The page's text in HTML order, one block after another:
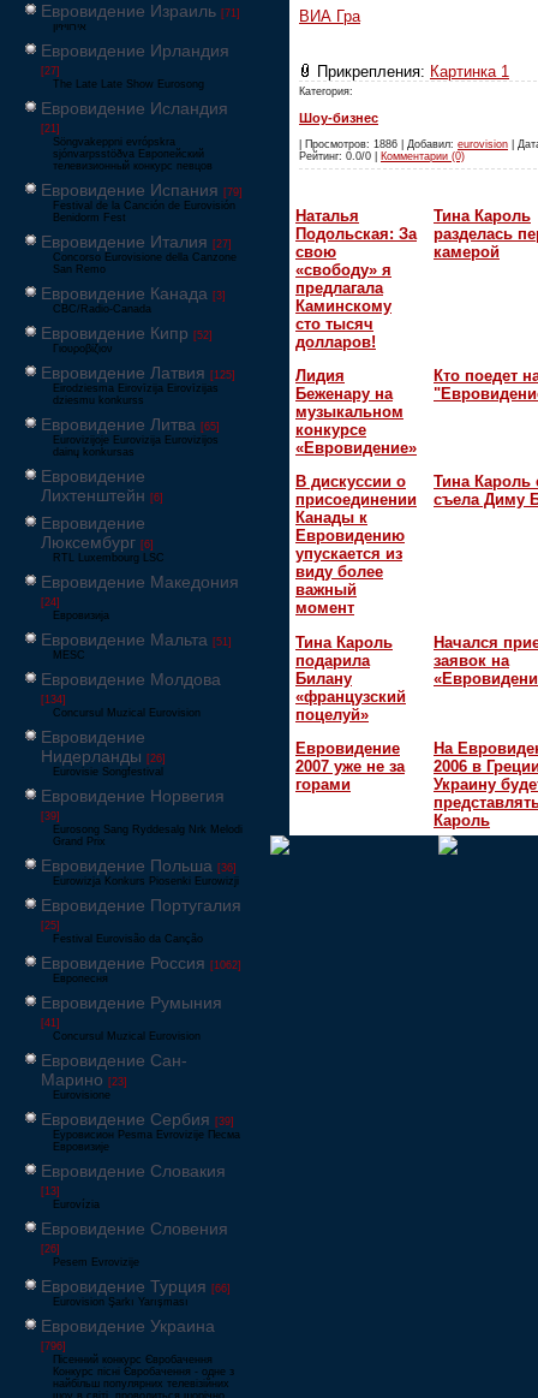
Евровидение Израиль [71]
‏אירוויזיון
Евровидение Ирландия
[27]
The Late Late Show Eurosong
Евровидение Исландия
[21]
Söngvakeppni evrópskra
sjónvarpsstöðva Европейский
телевизионный конкурс певцов
Евровидение Испания [79]
Festival de la Canción de Eurovisión
Benidorm Fest
Евровидение Италия [27]
Concorso Eurovisione della Canzone
San Remo
Евровидение Канада [3]
CBC/Radio-Canada
Евровидение Кипр [52]
Γιουροβίζιον
Евровидение Латвия [125]
Eirodziesma Eirovīzija Eirovīzijas
dziesmu konkurss
Евровидение Литва [65]
Eurovizijoje Eurovizija Eurovizijos
dainų konkursas
Евровидение
Лихтенштейн [6]
Евровидение
Люксембург [6]
RTL Luxembourg LSC
Евровидение Македония
[24]
Евровизија
Евровидение Мальта [51]
MESC
Евровидение Молдова
[134]
Concursul Muzical Eurovision
Евровидение
Нидерланды [26]
Eurovisie Songfestival
Евровидение Норвегия
[39]
Eurosong Sang Ryddesalg Nrk Melodi
Grand Prix
Евровидение Польша [36]
Eurowizja Konkurs Piosenki Eurowizji
Евровидение Португалия
[25]
Festival Eurovisão da Canção
Евровидение Россия [1062]
Европесня
Евровидение Румыния
[41]
Concursul Muzical Eurovision
Евровидение Сан-
Марино [23]
Eurovisione
Евровидение Сербия [39]
Еуровисион Pesma Evrovizije Песма
Евровизије
Евровидение Словакия
[13]
Eurovízia
Евровидение Словения
[26]
Pesem Evrovizije
Евровидение Турция [66]
Eurovision Şarkı Yarışması
Евровидение Украина
[796]
Пісенний конкурс Євробачення
Конкурс пісні Євробачення - одне з
найбільш популярних телевізійних
шоу в світі, проводиться щорічно,
ВИА Гра
Прикрепления: Картинка 1
Категория:
Шоу-бизнес
| Просмотров: 1886 | Добавил: eurovision |
Рейтинг: 0.0/0 | Комментарии (0)
Наталья
Подольская: За
свою
«свободу» я
предлагала
Каминскому
сто тысяч
долларов!
Тина Кароль
разделась
камерой
Лидия
Беженару на
музыкальном
конкурсе
«Евровидение»
Кто поедет
В дискуссии о
присоединении
Канады к
Евровидению
упускается из
виду более
важный
момент
Тина Кароль
съела Диму
Тина Кароль
подарила
Билану
«французский
поцелуй»
Начался
заявок на
Евровидение
2007 уже не за
горами
На
2006 в
Украину
Кароль